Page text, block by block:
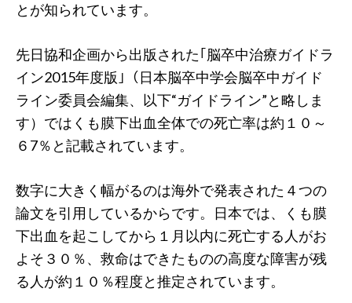
とが知られています。
先日協和企画から出版された｢脳卒中治療ガイドラ
イン2015年度版｣（日本脳卒中学会脳卒中ガイド
ライン委員会編集、以下“ガイドライン”と略しま
す）ではくも膜下出血全体での死亡率は約１０～
６7％と記載されています。
数字に大きく幅がるのは海外で発表された４つの
論文を引用しているからです。日本では、くも膜
下出血を起こしてから１月以内に死亡する人がお
よそ３０％、救命はできたものの高度な障害が残
る人が約１０％程度と推定されています。